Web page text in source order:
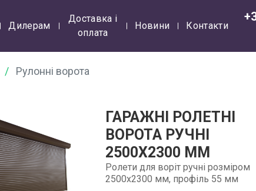
Дилерам
Доставка і
оплата
Новини Контакти
Рулонні ворота
ГАРАЖНІ РОЛЕТНІ
ВОРОТА РУЧНІ
2500Х2300 ММ
Ролети для воріт ручні розміром
2500х2300 мм, профіль 55 мм